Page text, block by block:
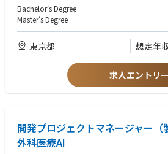
用されている状態を確保する。
共同販促パートナー企業との窓口業務および
販売提携先のプロセスが求める基準と整合し
社員に対して質の高いトレーニングを提供する
レビューガバナンスに関する新たな仕組み
提案・構築する。
厚生労働省の最新ガイドラインに関する対応
オペレーションマネジメントリードと、メデ
支援する。
オペレーションマネジメントリードの指示お
Bachelor's Degree
Master's Degree
東京都 想定年
求人エントリー
開発プロジェクトマネージャー（
外科医療AI